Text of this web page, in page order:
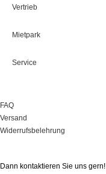
Vertrieb
Mietpark
Service
FAQ
Versand
Widerrufsbelehrung
Dann kontaktieren Sie uns gern!